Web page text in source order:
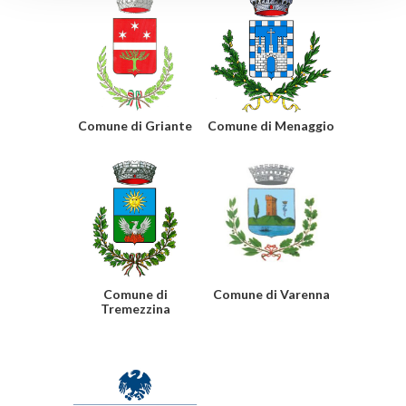
Comune di Griante Comune di Menaggio
Comune di
Tremezzina
Comune di Varenna